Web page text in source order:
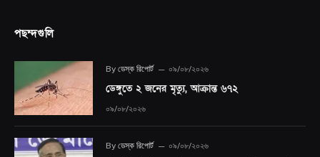
পছন্দগুলি
By ডেস্ক রিপোর্ট ০৯/০৮/২০২৬
ডেঙ্গুতে ২ জনের মৃত্যু, আক্রান্ত ৬৭২
০৯/০৮/২০২৬
By ডেস্ক রিপোর্ট ০৯/০৮/২০২৬